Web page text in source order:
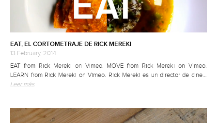
EAT, EL CORTOMETRAJE DE RICK MEREKI
13 February, 2014
EAT from Rick Mereki on Vimeo. MOVE from Rick Mereki on Vimeo.
LEARN from Rick Mereki on Vimeo. Rick Mereki es un director de cine…
Leer más